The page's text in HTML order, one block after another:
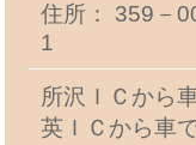
住所： 359－
1
所沢ＩＣから
英ＩＣから車